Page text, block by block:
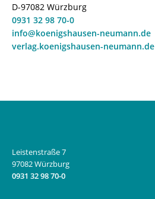
D-97082 Würzburg
0931 32 98 70-0
info@koenigshausen-neumann.de
verlag.koenigshausen-neumann.de
Leistenstraße 7
97082 Würzburg
0931 32 98 70-0